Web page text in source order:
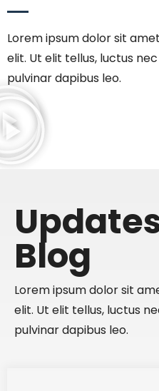
Lorem ipsum dolor sit
elit. Ut elit tellus, luctus
pulvinar dapibus leo.
Blog
Lorem ipsum dolor sit
elit. Ut elit tellus, luctus
pulvinar dapibus leo.